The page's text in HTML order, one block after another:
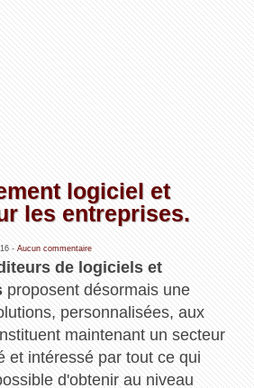
logiciel et
les entreprises.
- Aucun commentaire
de logiciels et
proposent désormais une
personnalisées, aux
maintenant un secteur
et intéressé par tout ce qui
d'obtenir au niveau